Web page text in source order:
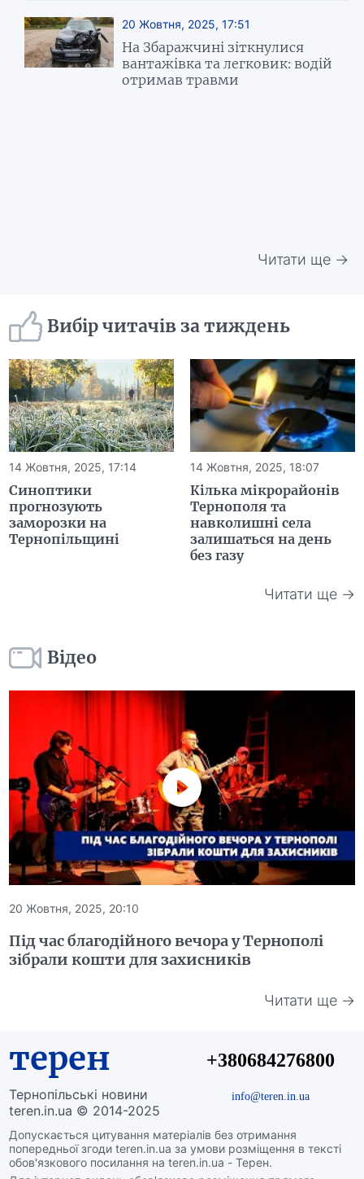
20 Жовтня, 2025, 17:51
На Збаражчині зіткнулися
вантажівка та легковик: водій
отримав травми
Читати ще →
Вибір читачів за тиждень
14 Жовтня, 2025, 17:14
Синоптики
прогнозують
заморозки на
Тернопільщині
14 Жовтня, 2025, 18:07
Кілька мікрорайонів
Тернополя та
навколишні села
залишаться на день
без газу
Читати ще →
Відео
20 Жовтня, 2025, 20:10
Під час благодійного вечора у Тернополі
зібрали кошти для захисників
Читати ще →
терен
Тернопільські новини
teren.in.ua © 2014-2025
Допускається цитування матеріалів без отримання
попередньої згоди teren.in.ua за умови розміщення в тексті
обов'язкового посилання на teren.in.ua - Терен.
+380684276800
info@teren.in.ua